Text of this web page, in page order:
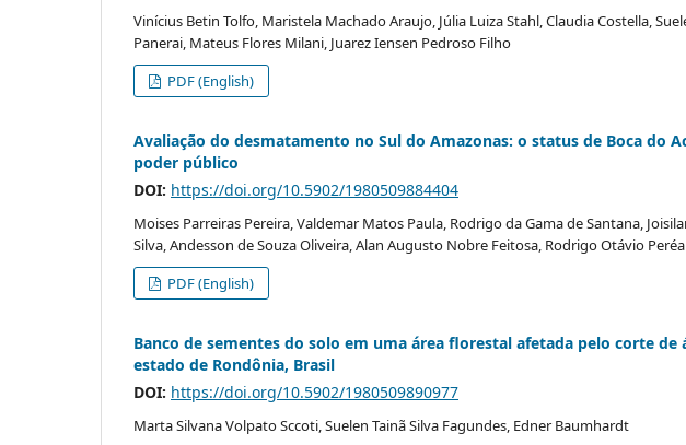
Vinícius Betin Tolfo, Maristela Machado Araujo, Júlia Luiza Stahl, Claudia Costella,
Panerai, Mateus Flores Milani, Juarez Iensen Pedroso Filho
PDF (English)
Avaliação do desmatamento no Sul do Amazonas: o status de Boca do
poder público
DOI: https://doi.org/10.5902/1980509884404
Moises Parreiras Pereira, Valdemar Matos Paula, Rodrigo da Gama de Santana,
Silva, Andesson de Souza Oliveira, Alan Augusto Nobre Feitosa, Rodrigo Otávio
PDF (English)
Banco de sementes do solo em uma área florestal afetada pelo corte de
estado de Rondônia, Brasil
DOI: https://doi.org/10.5902/1980509890977
Marta Silvana Volpato Sccoti, Suelen Tainã Silva Fagundes, Edner Baumhardt